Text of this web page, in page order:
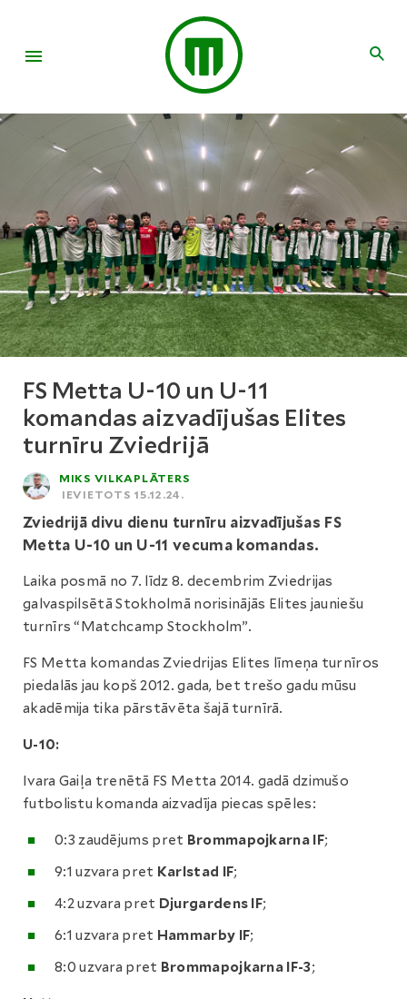
FS Metta U-10 un U-11
komandas aizvadījušas Elites
turnīru Zviedrijā
MIKS VILKAPLĀTERS
IEVIETOTS 15.12.24.
Zviedrijā divu dienu turnīru aizvadījušas FS
Metta U-10 un U-11 vecuma komandas.
Laika posmā no 7. līdz 8. decembrim Zviedrijas
galvaspilsētā Stokholmā norisinājās Elites jauniešu
turnīrs “Matchcamp Stockholm”.
FS Metta komandas Zviedrijas Elites līmeņa turnīros
piedalās jau kopš 2012. gada, bet trešo gadu mūsu
akadēmija tika pārstāvēta šajā turnīrā.
U-10:
Ivara Gaiļa trenētā FS Metta 2014. gadā dzimušo
futbolistu komanda aizvadīja piecas spēles:
0:3 zaudējums pret Brommapojkarna IF;
9:1 uzvara pret Karlstad IF;
4:2 uzvara pret Djurgardens IF;
6:1 uzvara pret Hammarby IF;
8:0 uzvara pret Brommapojkarna IF-3;